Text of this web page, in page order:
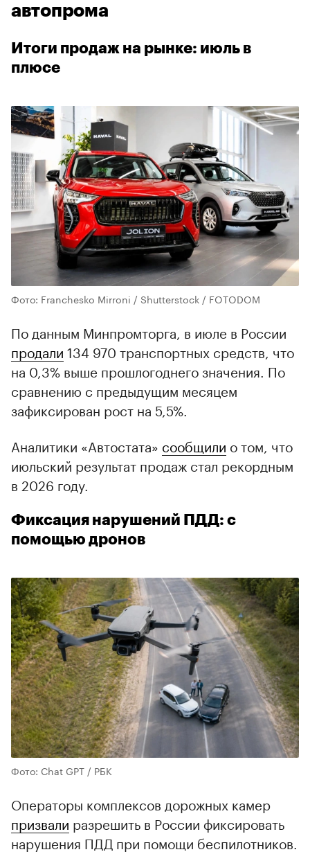
автопрома
Итоги продаж на рынке: июль в
плюсе
Фото: Franchesko Mirroni / Shutterstock / FOTODOM
По данным Минпромторга, в июле в России
продали 134 970 транспортных средств, что
на 0,3% выше прошлогоднего значения. По
сравнению с предыдущим месяцем
зафиксирован рост на 5,5%.
Аналитики «Автостата» сообщили о том, что
июльский результат продаж стал рекордным
в 2026 году.
Фиксация нарушений ПДД: с
помощью дронов
Фото: Chat GPT / РБК
Операторы комплексов дорожных камер
призвали разрешить в России фиксировать
нарушения ПДД при помощи беспилотников.